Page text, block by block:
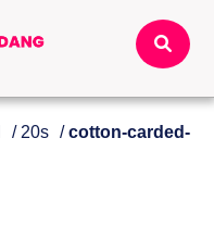
/ 20s /cotton-carded-